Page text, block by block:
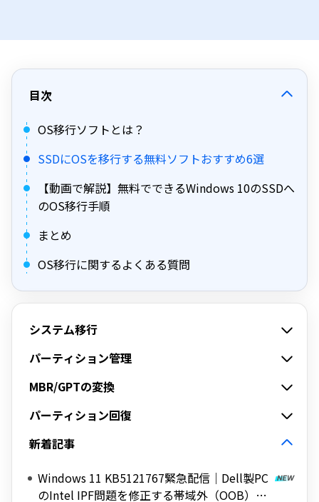
目次
OS移行ソフトとは？
SSDにOSを移行する無料ソフトおすすめ6選
【動画で解説】無料でできるWindows 10のSSDへ
のOS移行手順
まとめ
OS移行に関するよくある質問
システム移行
パーティション管理
MBR/GPTの変換
パーティション回復
新着記事
Windows 11 KB5121767緊急配信｜Dell製PC
のIntel IPF問題を修正する帯域外（OOB）ア